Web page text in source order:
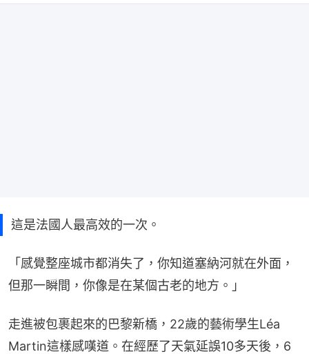
這是法國人最高效的一次。
「感覺整座城市都消失了，你知道塞納河就在外面，
但那一瞬間，你像是在某個古老的地方。」
走進被包裹起來的巴黎新橋，22歲的藝術學生Léa
Martin這樣感嘆道。在經歷了天氣延誤10多天後，6